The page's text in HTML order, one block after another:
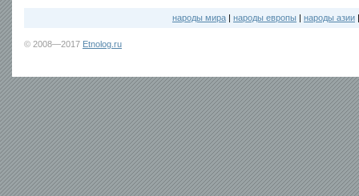
народы мира | народы европы | народы азии
© 2008—2017 Etnolog.ru